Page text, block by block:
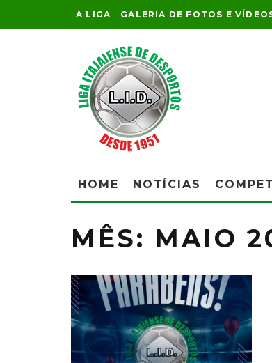
A LIGA GALERIA DE FOTOS E
HOME NOTÍCIAS
MÊS: MAIO